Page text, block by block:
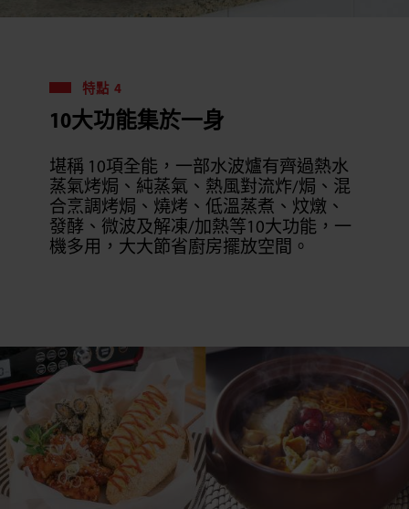
特點 4
10大功能集於一身
堪稱 10項全能，一部水波爐有齊過熱水
蒸氣烤焗、純蒸氣、熱風對流炸/焗、混
合烹調烤焗、燒烤、低溫蒸煮、炆燉、
發酵、微波及解凍/加熱等10大功能，一
機多用，大大節省廚房擺放空間。